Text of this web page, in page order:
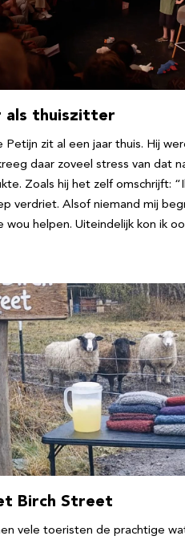
als thuiszitter
Petijn zit al een jaar thuis. Hij
daar zoveel stress van dat
Zoals hij het zelf omschrijft:
verdriet. Alsof niemand mij
wou helpen. Uiteindelijk kon ik
Birch Street
vele toeristen de prachtige